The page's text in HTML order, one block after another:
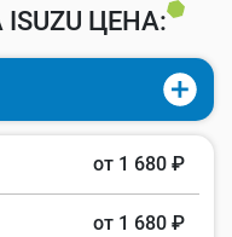
ЦЕНА:
от 1 680 ₽
от 1 680 ₽